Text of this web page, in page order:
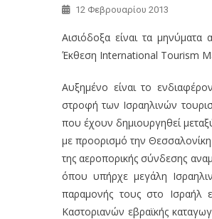
12 Φεβρουαρίου 2013
Αισιόδοξα είναι τα μηνύματα
Έκθεση International Tourism
Αυξημένο είναι το
στροφή των Ισραηλινών
που έχουν δημιουργηθεί
με προορισμό την Θεσσαλονίκη
της αεροπορικής σύνδεσης
όπου υπήρχε μεγάλη
παραμονής τους στο Ισραήλ
Καστοριανών εβραϊκής
συμμετοχή
Τουρισμού
Δυτικής
Μακεδονίας
Διεθνή
Τουριστική
Έκθεση
International
Tourism